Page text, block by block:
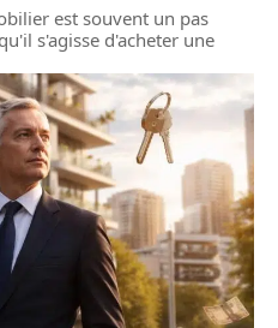
est souvent un pas
s'agisse d'acheter une